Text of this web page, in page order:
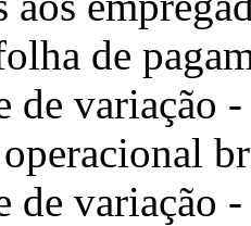
de
de variação
de variação